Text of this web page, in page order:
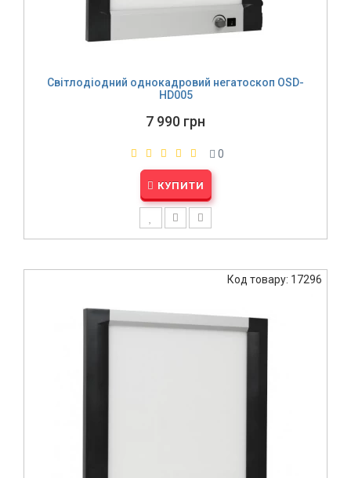
Світлодіодний однокадровий негатоскоп OSD-
HD005
7 990 грн
0
КУПИТИ
Код товару: 17296